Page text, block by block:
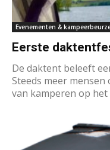
Evenementen &
Eerste
De daktent beleeft
Steeds meer
van kamperen op het